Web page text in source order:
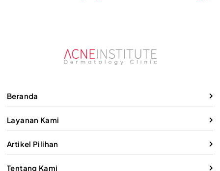
Beranda
Layanan Kami
Artikel Pilihan
Tentang Kami